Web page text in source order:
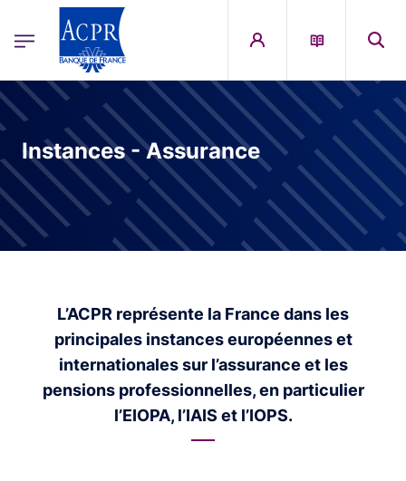
ACPR Menu Principal (English)
Instances - Assurance
L’ACPR représente la France dans les
principales instances européennes et
internationales sur l’assurance et les
pensions professionnelles, en particulier
l’EIOPA, l’IAIS et l’IOPS.